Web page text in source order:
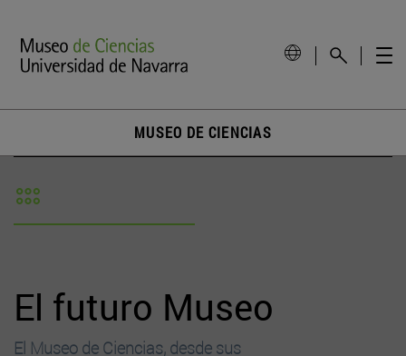
MUSEO DE CIENCIAS
El futuro Museo
El Museo de Ciencias, desde sus